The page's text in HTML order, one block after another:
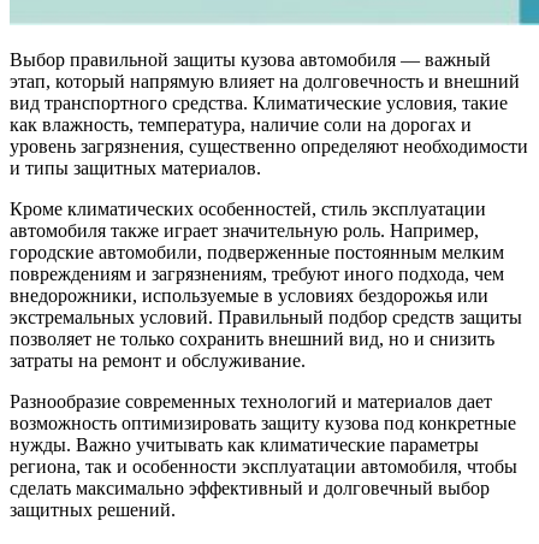
Выбор правильной защиты кузова автомобиля — важный
этап, который напрямую влияет на долговечность и внешний
вид транспортного средства. Климатические условия, такие
как влажность, температура, наличие соли на дорогах и
уровень загрязнения, существенно определяют необходимости
и типы защитных материалов.
Кроме климатических особенностей, стиль эксплуатации
автомобиля также играет значительную роль. Например,
городские автомобили, подверженные постоянным мелким
повреждениям и загрязнениям, требуют иного подхода, чем
внедорожники, используемые в условиях бездорожья или
экстремальных условий. Правильный подбор средств защиты
позволяет не только сохранить внешний вид, но и снизить
затраты на ремонт и обслуживание.
Разнообразие современных технологий и материалов дает
возможность оптимизировать защиту кузова под конкретные
нужды. Важно учитывать как климатические параметры
региона, так и особенности эксплуатации автомобиля, чтобы
сделать максимально эффективный и долговечный выбор
защитных решений.